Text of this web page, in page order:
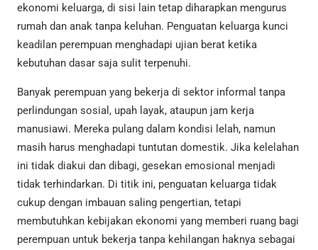
ekonomi keluarga, di sisi lain tetap diharapkan mengurus
rumah dan anak tanpa keluhan. Penguatan keluarga kunci
keadilan perempuan menghadapi ujian berat ketika
kebutuhan dasar saja sulit terpenuhi.
Banyak perempuan yang bekerja di sektor informal tanpa
perlindungan sosial, upah layak, ataupun jam kerja
manusiawi. Mereka pulang dalam kondisi lelah, namun
masih harus menghadapi tuntutan domestik. Jika kelelahan
ini tidak diakui dan dibagi, gesekan emosional menjadi
tidak terhindarkan. Di titik ini, penguatan keluarga tidak
cukup dengan imbauan saling pengertian, tetapi
membutuhkan kebijakan ekonomi yang memberi ruang bagi
perempuan untuk bekerja tanpa kehilangan haknya sebagai